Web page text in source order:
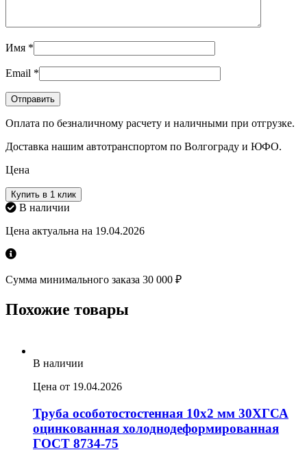
Имя *
Email *
Оплата по безналичному расчету и наличными при отгрузке.
Доставка нашим автотранспортом по Волгограду и ЮФО.
Цена
Купить в 1 клик
В наличии
Цена актуальна на 19.04.2026
Сумма минимального заказа 30 000 ₽
Похожие товары
В наличии
Цена от 19.04.2026
Труба особотостостенная 10х2 мм 30ХГСА
оцинкованная холоднодеформированная
ГОСТ 8734-75